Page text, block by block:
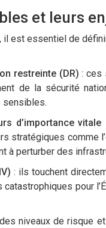
et leurs
il est essentiel de
restreinte (DR) : ces
de la sécurité
sensibles.
d’importance
stratégiques comme
à perturber des
: ils touchent
pour
niveaux de risque